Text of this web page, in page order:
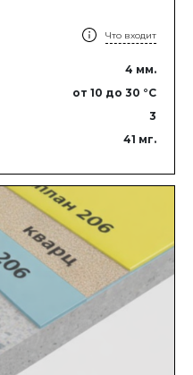
Что входит
4 мм.
от 10 до 30 °C
3
41 мг.